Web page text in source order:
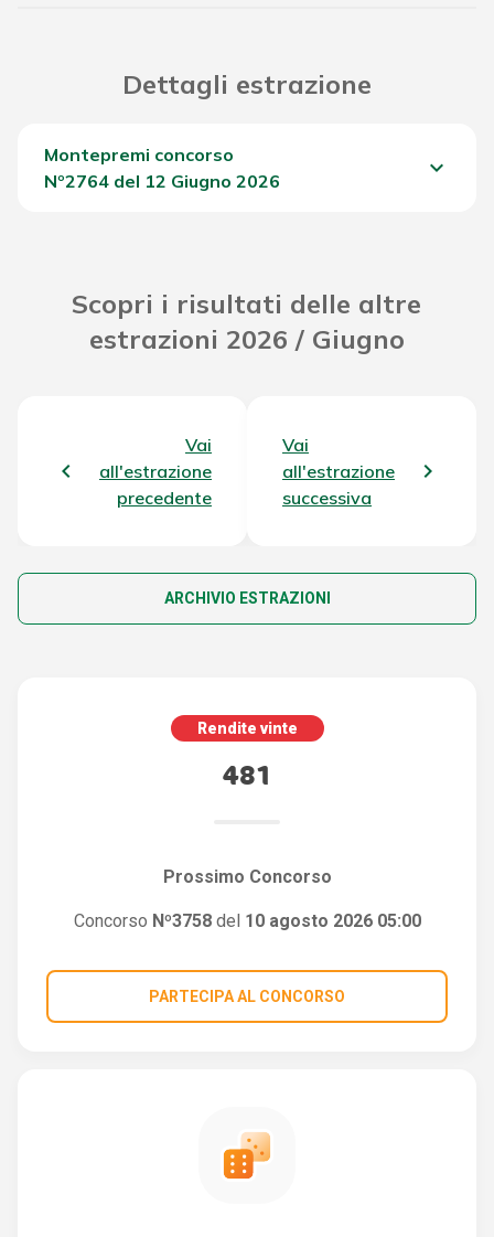
Dettagli estrazione
Montepremi concorso
Nº2764 del 12 Giugno 2026
keyboard_arrow_down
Scopri i risultati delle altre
estrazioni 2026 / Giugno
Vai
all'estrazione
precedente
Vai
all'estrazione
successiva
ARCHIVIO ESTRAZIONI
Rendite vinte
481
Prossimo Concorso
Concorso Nº3758del 10 agosto 2026 05:00
PARTECIPA AL CONCORSO